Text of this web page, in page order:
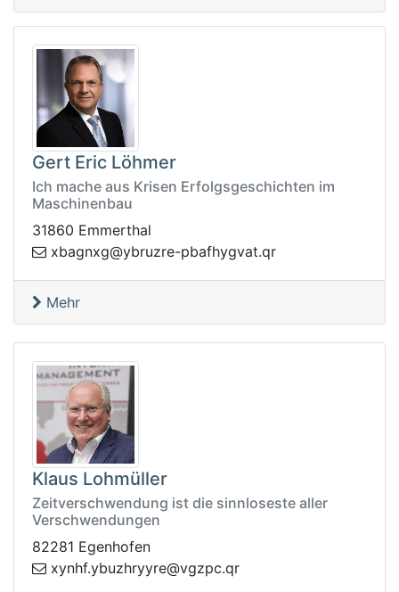
Gert Eric Löhmer
Ich mache aus Krisen Erfolgsgeschichten im
Maschinenbau
31860 Emmerthal
rq.tavgyhfabp
-erzurby@gxngabx
Mehr
Klaus Lohmüller
Zeitverschwendung ist die sinnloseste aller
Verschwendungen
82281 Egenhofen
rq.cpzgv@eryyrhzub
y.fhnyx